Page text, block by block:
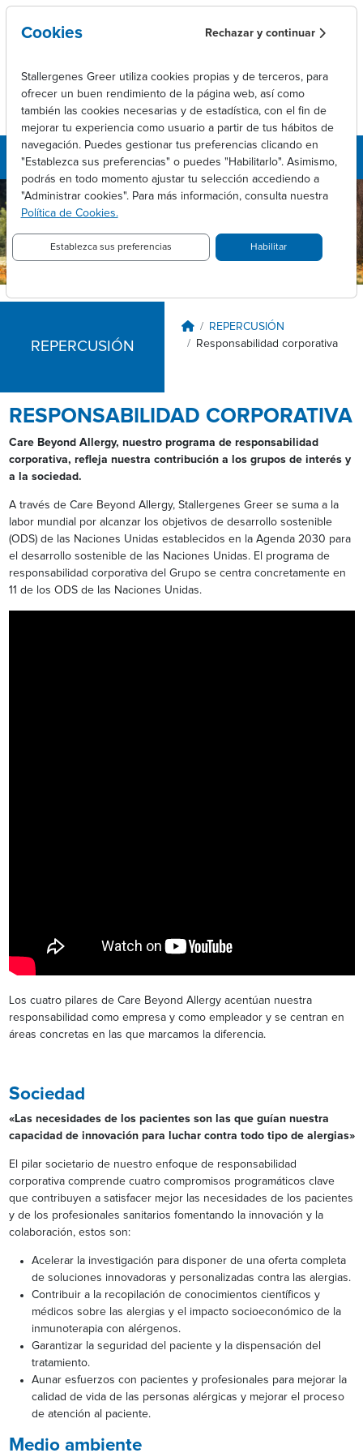
Skip to main content
Stallergenes
Greer
España
REPERCUSIÓN
Breadcrumb
REPERCUSIÓN
Responsabilidad corporativa
RESPONSABILIDAD CORPORATIVA
Care Beyond Allergy, nuestro programa de responsabilidad
corporativa, refleja nuestra contribución a los grupos de interés y
a la sociedad.
A través de Care Beyond Allergy, Stallergenes Greer se suma a la
labor mundial por alcanzar los objetivos de desarrollo sostenible
(ODS) de las Naciones Unidas establecidos en la Agenda 2030 para
el desarrollo sostenible de las Naciones Unidas. El programa de
responsabilidad corporativa del Grupo se centra concretamente en
11 de los ODS de las Naciones Unidas.
Los cuatro pilares de Care Beyond Allergy acentúan nuestra
responsabilidad como empresa y como empleador y se centran en
áreas concretas en las que marcamos la diferencia.
Sociedad
«Las necesidades de los pacientes son las que guían nuestra
capacidad de innovación para luchar contra todo tipo de alergias»
El pilar societario de nuestro enfoque de responsabilidad
corporativa comprende cuatro compromisos programáticos clave
que contribuyen a satisfacer mejor las necesidades de los pacientes
y de los profesionales sanitarios fomentando la innovación y la
colaboración, estos son:
Acelerar la investigación para disponer de una oferta completa
de soluciones innovadoras y personalizadas contra las alergias.
Contribuir a la recopilación de conocimientos científicos y
médicos sobre las alergias y el impacto socioeconómico de la
inmunoterapia con alérgenos.
Garantizar la seguridad del paciente y la dispensación del
tratamiento.
Aunar esfuerzos con pacientes y profesionales para mejorar la
calidad de vida de las personas alérgicas y mejorar el proceso
de atención al paciente.
Medio ambiente
Cookies Rechazar y continuar
Stallergenes Greer utiliza cookies propias y de terceros, para
ofrecer un buen rendimiento de la página web, así como
también las cookies necesarias y de estadística, con el fin de
mejorar tu experiencia como usuario a partir de tus hábitos de
navegación. Puedes gestionar tus preferencias clicando en
"Establezca sus preferencias" o puedes "Habilitarlo". Asimismo,
podrás en todo momento ajustar tu selección accediendo a
"Administrar cookies". Para más información, consulta nuestra
Política de Cookies.
Establezca sus preferencias Habilitar